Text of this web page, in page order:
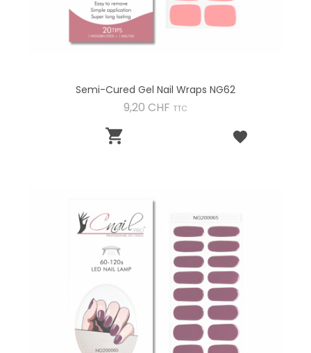
Semi-Cured Gel Nail Wraps NG62
9,20 CHF Preis
TTC
